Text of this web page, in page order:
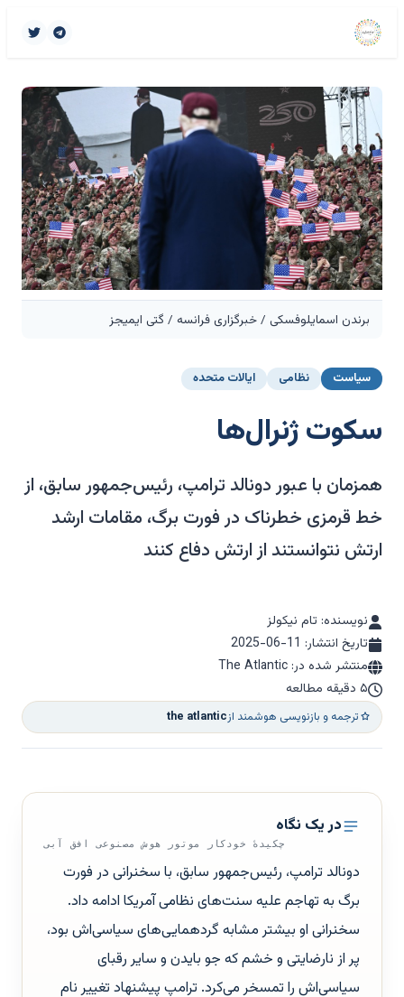
برندن اسمایلوفسکی / خبرگزاری فرانسه / گتی ایمیجز
سیاست نظامی ایالات متحده
سکوت ژنرال‌ها
همزمان با عبور دونالد ترامپ، رئیس‌جمهور سابق، از
خط قرمزی خطرناک در فورت برگ، مقامات ارشد
ارتش نتوانستند از ارتش دفاع کنند
نویسنده: تام نیکولز
تاریخ انتشار: 2025-06-11
منتشر شده در: The Atlantic
۵ دقیقه مطالعه
ترجمه و بازنویسی هوشمند ازthe atlantic
در یک نگاه
چکیدهٔ خودکار موتور هوش مصنوعی افق آبی
دونالد ترامپ، رئیس‌جمهور سابق، با سخنرانی در فورت
برگ به تهاجم علیه سنت‌های نظامی آمریکا ادامه داد.
سخنرانی او بیشتر مشابه گردهمایی‌های سیاسی‌اش بود،
پر از نارضایتی و خشم که جو بایدن و سایر رقبای
سیاسی‌اش را تمسخر می‌کرد. ترامپ پیشنهاد تغییر نام